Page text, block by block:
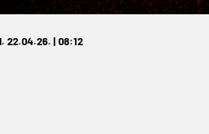
22.04.26. | 08:12